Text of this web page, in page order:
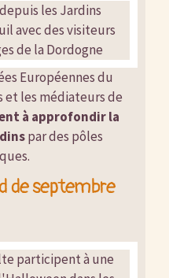
Européennes du
et les médiateurs de
à approfondir la
par des pôles
de septembre